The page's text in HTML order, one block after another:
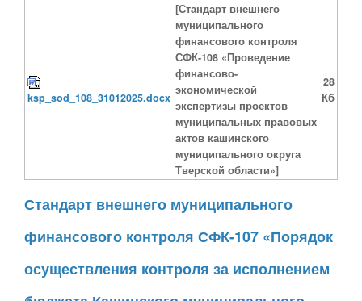
ksp_sod_108_31012025.docx
[Стандарт внешнего
муниципального
финансового контроля
СФК-108 «Проведение
финансово-
экономической
экспертизы проектов
муниципальных правовых
актов кашинского
муниципального округа
Тверской области»]
28
Кб
Стандарт внешнего муниципального
финансового контроля СФК-107 «Порядок
осуществления контроля за исполнением